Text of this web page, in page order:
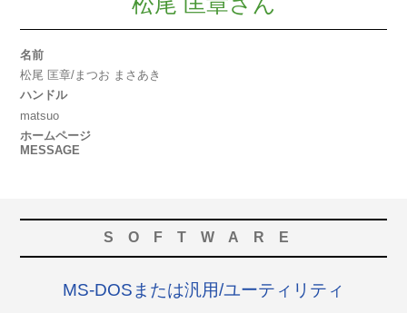
名前
松尾 匡章/まつお まさあき
ハンドル
matsuo
ホームページ
MESSAGE
SOFTWARE
MS-DOSまたは汎用/ユーティリティ